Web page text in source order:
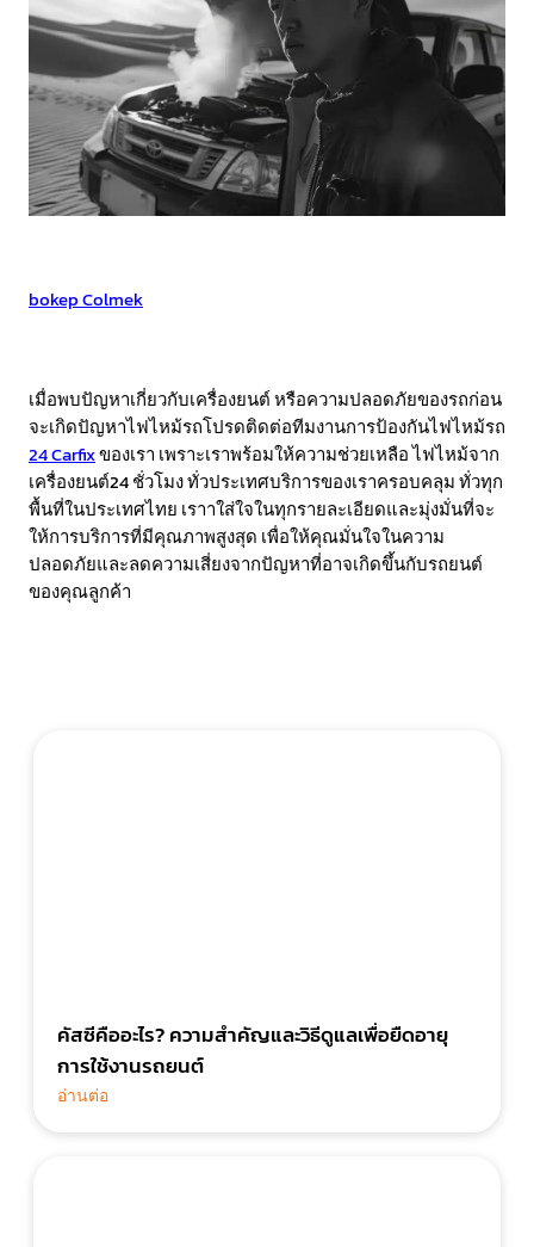
bokep Colmek
เมื่อพบปัญหาเกี่ยวกับเครื่องยนต์ หรือความปลอดภัยของรถก่อน
จะเกิดปัญหาไฟไหม้รถโปรดติดต่อทีมงานการป้องกันไฟไหม้รถ
24 Carfixของเรา เพราะเราพร้อมให้ความช่วยเหลือ ไฟไหม้จาก
เครื่องยนต์24 ชั่วโมง ทั่วประเทศบริการของเราครอบคลุม ทั่วทุก
พื้นที่ในประเทศไทย เราาใส่ใจในทุกรายละเอียดและมุ่งมั่นที่จะ
ให้การบริการที่มีคุณภาพสูงสุด เพื่อให้คุณมั่นใจในความ
ปลอดภัยและลดความเสี่ยงจากปัญหาที่อาจเกิดขึ้นกับรถยนต์
ของคุณลูกค้า
คัสซีคืออะไร? ความสำคัญและวิธีดูแลเพื่อยืดอายุ
การใช้งานรถยนต์
อ่านต่อ